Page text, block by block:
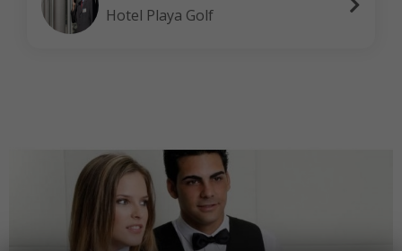
Hotel Playa Golf
Contacto
Si desea recibir más información, por favor, envíanos un
email y estaremos encantados de ayudarte.